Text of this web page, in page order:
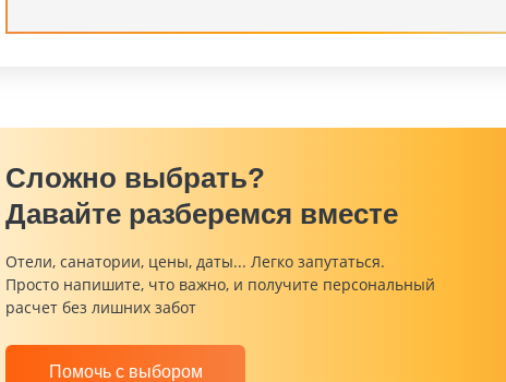
Сложно выбрать?
Давайте разберемся вместе
Отели, санатории, цены, даты... Легко запутаться.
Просто напишите, что важно, и получите персональный
расчет без лишних забот
Помочь с выбором